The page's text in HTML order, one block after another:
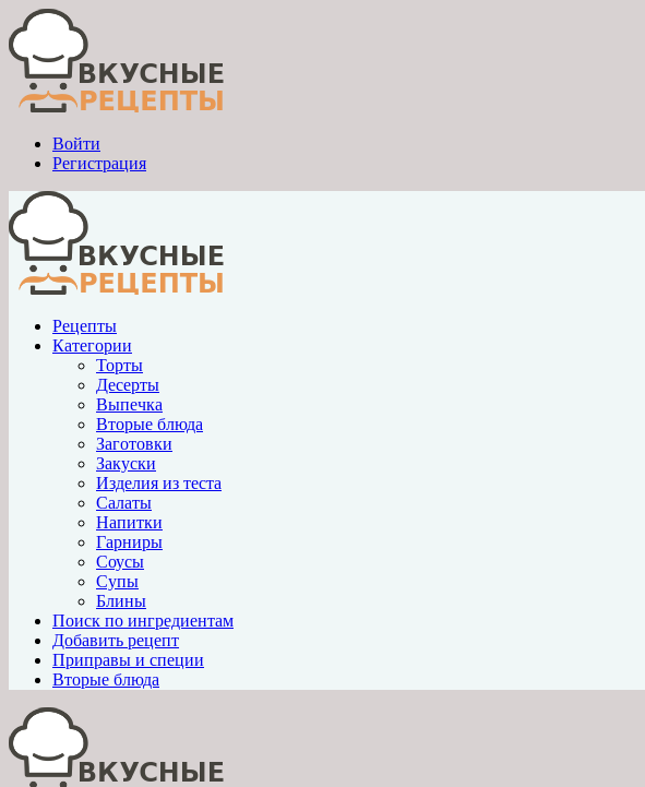
Войти
Регистрация
Рецепты
Категории
Торты
Десерты
Выпечка
Вторые блюда
Заготовки
Закуски
Изделия из теста
Салаты
Напитки
Гарниры
Соусы
Супы
Блины
Поиск по ингредиентам
Добавить рецепт
Приправы и специи
Вторые блюда